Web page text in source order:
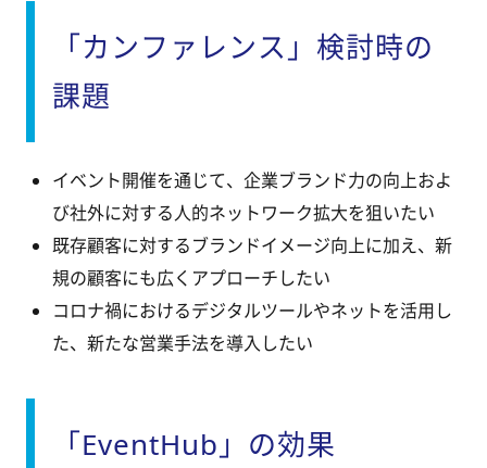
「カンファレンス」検討時の
課題
イベント開催を通じて、企業ブランド力の向上およ
び社外に対する人的ネットワーク拡大を狙いたい
既存顧客に対するブランドイメージ向上に加え、新
規の顧客にも広くアプローチしたい
コロナ禍におけるデジタルツールやネットを活用し
た、新たな営業手法を導入したい
「EventHub」の効果